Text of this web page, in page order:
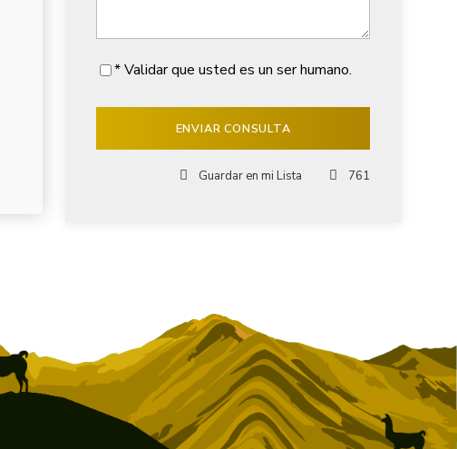
* Validar que usted es un ser humano.
Guardar en mi Lista 761